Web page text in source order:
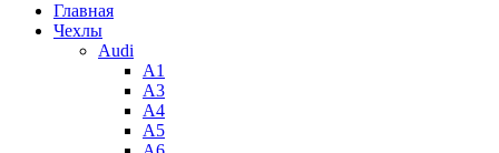
Главная
Чехлы
Audi
A1
A3
A4
A5